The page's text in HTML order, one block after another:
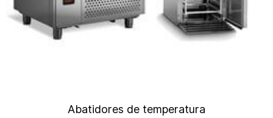
Abatidores de temperatura